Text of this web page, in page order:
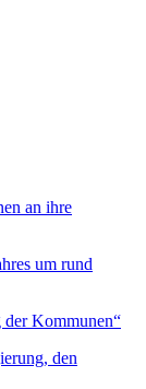
an ihre
um rund
Kommunen“
den